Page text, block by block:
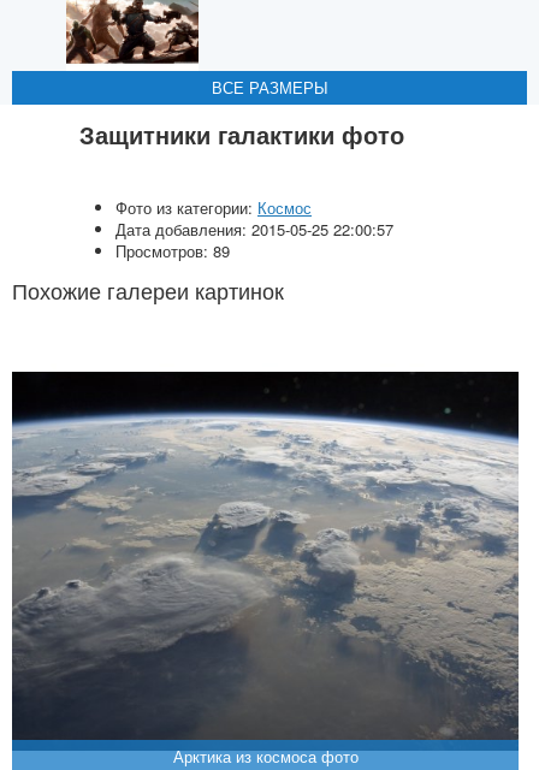
ВСЕ РАЗМЕРЫ
ВСЕ РАЗМЕРЫ
ВСЕ РАЗМЕРЫ
ВСЕ РАЗМЕРЫ
Защитники галактики фото
Фото из категории: Космос
Дата добавления: 2015-05-25 22:00:57
Просмотров: 89
Похожие галереи картинок
Арктика из космоса фото